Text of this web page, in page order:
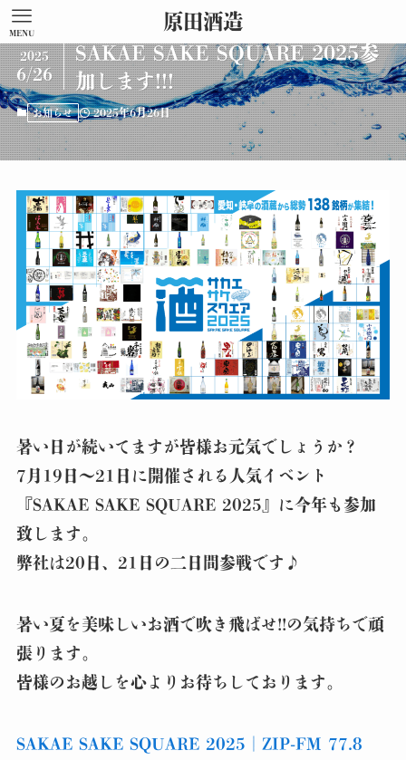
原田酒造
MENU
SAKAE SAKE SQUARE 2025参
加します!!!
2025
6/26
お知らせ 2025年6月26日
暑い日が続いてますが皆様お元気でしょうか？
7月19日～21日に開催される人気イベント
『SAKAE SAKE SQUARE 2025』に今年も参加
致します。
弊社は20日、21日の二日間参戦です♪
暑い夏を美味しいお酒で吹き飛ばせ!!の気持ちで頑
張ります。
皆様のお越しを心よりお待ちしております。
SAKAE SAKE SQUARE 2025｜ZIP-FM 77.8